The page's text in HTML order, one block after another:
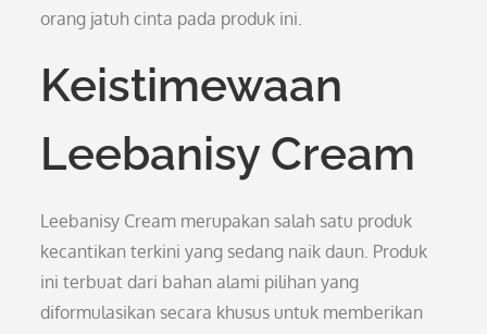
orang jatuh cinta pada produk ini.
Keistimewaan
Leebanisy Cream
Leebanisy Cream merupakan salah satu produk
kecantikan terkini yang sedang naik daun. Produk
ini terbuat dari bahan alami pilihan yang
diformulasikan secara khusus untuk memberikan